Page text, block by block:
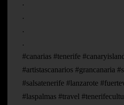
.
.
.
.
#canarias #tenerife
#artistascanarios #grancanaria
#salsatenerife #lanzarote
#laspalmas #travel